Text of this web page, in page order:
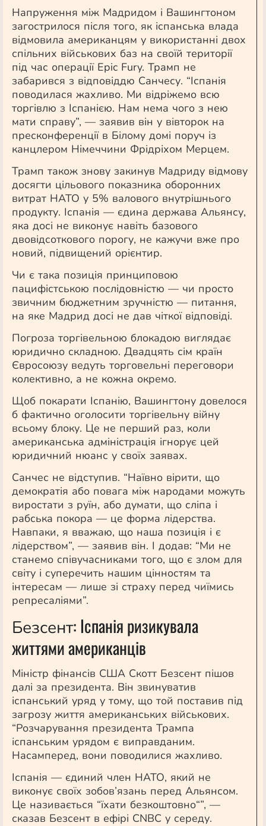
Напруження між Мадридом і Вашингтоном
загострилося після того, як іспанська влада
відмовила американцям у використанні двох
спільних військових баз на своїй території
під час операції Epic Fury. Трамп не
забарився з відповіддю Санчесу. “Іспанія
поводилася жахливо. Ми відріжемо всю
торгівлю з Іспанією. Нам нема чого з нею
мати справу”, — заявив він у вівторок на
пресконференціїв Білому домі поруч із
канцлером Німеччини Фрідріхом Мерцем.
Трамп також знову закинув Мадриду відмову
досягти цільового показника оборонних
витрат НАТО у 5% валового внутрішнього
продукту. Іспанія — єдина держава Альянсу,
яка досі не виконує навіть базового
двовідсоткового порогу, не кажучи вже про
новий, підвищений орієнтир.
Чи є така позиція принциповою
пацифістською послідовністю — чи просто
звичним бюджетним зручністю — питання,
на яке Мадрид досі не дав чіткої відповіді.
Погроза торгівельною блокадою виглядає
юридично складною. Двадцять сім країн
Євросоюзу ведуть торговельні переговори
колективно, а не кожна окремо.
Щоб покарати Іспанію, Вашингтону довелося
б фактично оголосити торгівельну війну
всьому блоку. Це не перший раз, коли
американська адміністрація ігнорує цей
юридичний нюанс у своїх заявах.
Санчес не відступив. “Наївно вірити, що
демократія або повага між народами можуть
виростати з руїн, або думати, що сліпа і
рабська покора — це форма лідерства.
Навпаки, я вважаю, що наша позиція і є
лідерством”, — заявив він. І додав: “Ми не
станемо співучасниками того, що є злом для
світу і суперечить нашим цінностям та
інтересам — лише зі страху перед чиїмись
репресаліями”.
Безсент: Іспанія ризикувала
життями американців
Міністр фінансів США Скотт Безсент пішов
далі за президента. Він звинуватив
іспанський уряд у тому, що той поставив під
загрозу життя американських військових.
“Розчарування президента Трампа
іспанським урядом є виправданим.
Насамперед, вони поводилися жахливо.
Іспанія — єдиний член НАТО, який не
виконує своїх зобов’язань перед Альянсом.
Це називається “їхати безкоштовно“”, —
сказав Безсент в ефірі CNBC у середу.